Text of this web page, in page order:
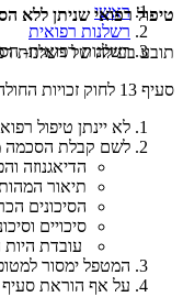
ראשי
רשלנות רפואית
רשלנות רפואית-
טיפול רפואי שניתן
תובע בעילה של רשלנות
סעיף 13 לחוק זכויות החולה, התשנ”ו-1996 קובע כי:
לא יינתן טיפול
לשם קבלת הסכמה
הדיאגנוזה
תיאור
הסיכונים
סיכויים
עובדת היות
המטפל ימסור
על אף הוראת סעיף